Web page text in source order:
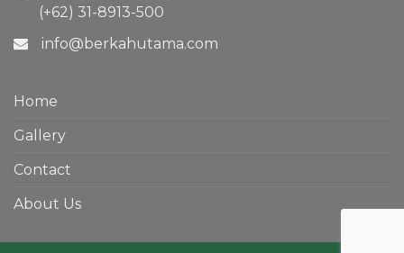
(+62) 31-8913-500
info@berkahutama.com
Home
Gallery
Contact
About Us